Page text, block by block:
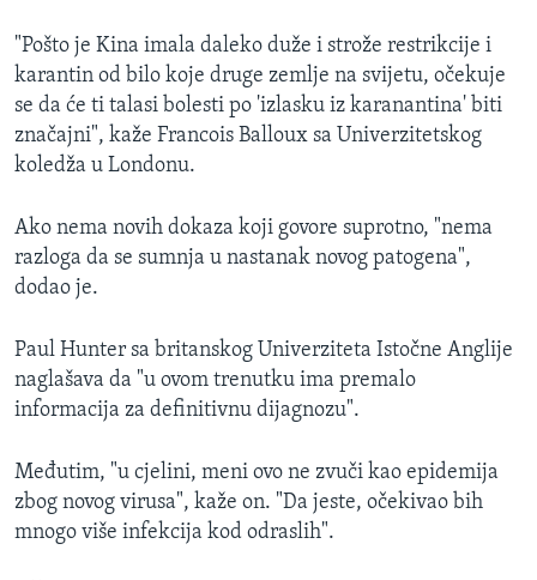
"Pošto je Kina imala daleko duže i strože restrikcije i
karantin od bilo koje druge zemlje na svijetu, očekuje
se da će ti talasi bolesti po 'izlasku iz karanantina' biti
značajni", kaže Francois Balloux sa Univerzitetskog
koledža u Londonu.
Ako nema novih dokaza koji govore suprotno, "nema
razloga da se sumnja u nastanak novog patogena",
dodao je.
Paul Hunter sa britanskog Univerziteta Istočne Anglije
naglašava da "u ovom trenutku ima premalo
informacija za definitivnu dijagnozu".
Međutim, "u cjelini, meni ovo ne zvuči kao epidemija
zbog novog virusa", kaže on. "Da jeste, očekivao bih
mnogo više infekcija kod odraslih".